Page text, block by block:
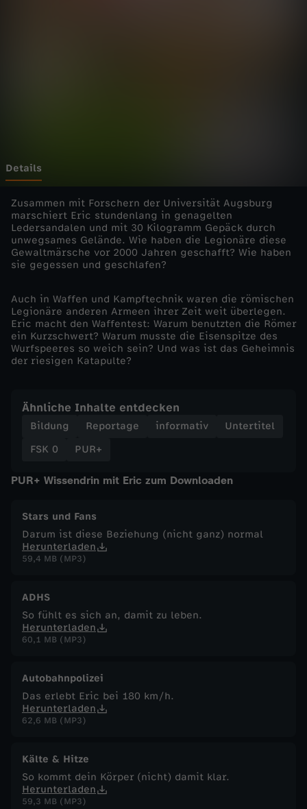
r
ö
m
i
s
c
h
e
r
g
i
o
n
r
Details
Zusammen mit Forschern der Universität Augsburg
marschiert Eric stundenlang in genagelten
Ledersandalen und mit 30 Kilogramm Gepäck durch
unwegsames Gelände. Wie haben die Legionäre diese
Gewaltmärsche vor 2000 Jahren geschafft? Wie haben
sie gegessen und geschlafen?
Auch in Waffen und Kampftechnik waren die römischen
Legionäre anderen Armeen ihrer Zeit weit überlegen.
Eric macht den Waffentest: Warum benutzten die Römer
ein Kurzschwert? Warum musste die Eisenspitze des
Wurfspeeres so weich sein? Und was ist das Geheimnis
der riesigen Katapulte?
Ähnliche Inhalte entdecken
Bildung Reportage informativ
Untertitel
FSK 0
PUR+
PUR+ Wissendrin mit Eric zum Downloaden
Stars und Fans
Darum ist diese Beziehung (nicht ganz) normal
Herunterladen
59,4 MB (MP3)
ADHS
So fühlt es sich an, damit zu leben.
Herunterladen
60,1 MB (MP3)
Autobahnpolizei
Das erlebt Eric bei 180 km/h.
Herunterladen
62,6 MB (MP3)
Kälte & Hitze
So kommt dein Körper (nicht) damit klar.
Herunterladen
59,3 MB (MP3)